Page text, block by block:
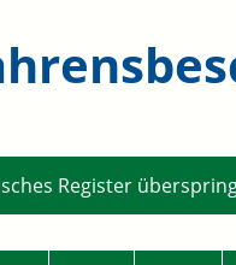
Register